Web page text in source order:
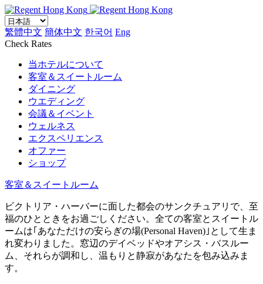
繁體中文 簡体中文 한국어 Eng
Check Rates
当ホテルについて
客室＆スイートルーム
ダイニング
ウエディング
会議＆イベント
ウェルネス
エクスペリエンス
オファー
ショップ
客室＆スイートルーム
ビクトリア・ハーバーに面した都会のサンクチュアリで、至
福のひとときをお過ごしください。全ての客室とスイートル
ームは｢あなただけの安らぎの場(Personal Haven)｣として生ま
れ変わりました。窓辺のデイベッドやオアシス・バスルー
ム、それらが調和し、温もりと静寂があなたを包み込みま
す。